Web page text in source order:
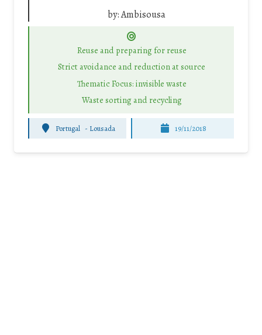
by:Ambisousa
Reuse and preparing for reuse
Strict avoidance and reduction at source
Thematic Focus: invisible waste
Waste sorting and recycling
Portugal - Lousada 19/11/2018